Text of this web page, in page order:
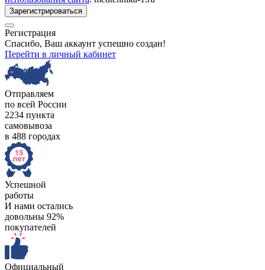
Зарегистрироваться
Регистрация
Спасибо, Ваш аккаунт успешно создан!
Перейти в личный кабинет
Отправляем
по всей России
2234 пункта
самовывоза
в 488 городах
Успешной
работы
И нами остались
довольны 92%
покупателей
Официальный